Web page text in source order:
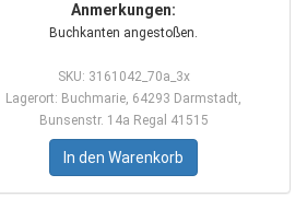
Anmerkungen:
Buchkanten angestoßen.
SKU: 3161042_70a_3x
Lagerort: Buchmarie, 64293 Darmstadt,
Bunsenstr. 14a Regal 41515
In den Warenkorb